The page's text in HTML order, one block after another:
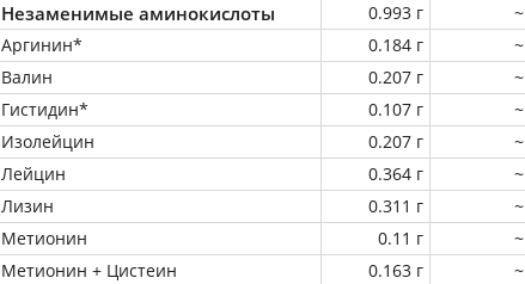
Незаменимые аминокислоты 0.993 г
~
Аргинин*
0.184 г
~
Валин
0.207 г
~
Гистидин*
0.107 г
~
Изолейцин
0.207 г
~
Лейцин
0.364 г
~
Лизин
0.311 г
~
Метионин
0.11 г
~
Метионин + Цистеин
0.163 г
~